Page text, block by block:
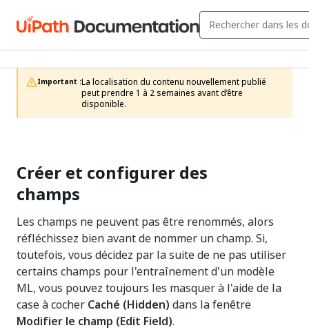
Important :La localisation du contenu nouvellement publié
peut prendre 1 à 2 semaines avant d’être
disponible.
Créer et configurer des
champs
Les champs ne peuvent pas être renommés, alors
réfléchissez bien avant de nommer un champ. Si,
toutefois, vous décidez par la suite de ne pas utiliser
certains champs pour l'entraînement d'un modèle
ML, vous pouvez toujours les masquer à l'aide de la
case à cocher Caché (Hidden) dans la fenêtre
Modifier le champ (Edit Field).